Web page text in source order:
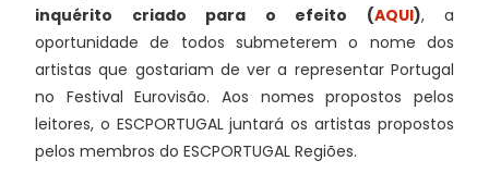
inquérito criado para o efeito (AQUI), a
oportunidade de todos submeterem o nome dos
artistas que gostariam de ver a representar Portugal
no Festival Eurovisão. Aos nomes propostos pelos
leitores, o ESCPORTUGAL juntará os artistas propostos
pelos membros do ESCPORTUGAL Regiões.